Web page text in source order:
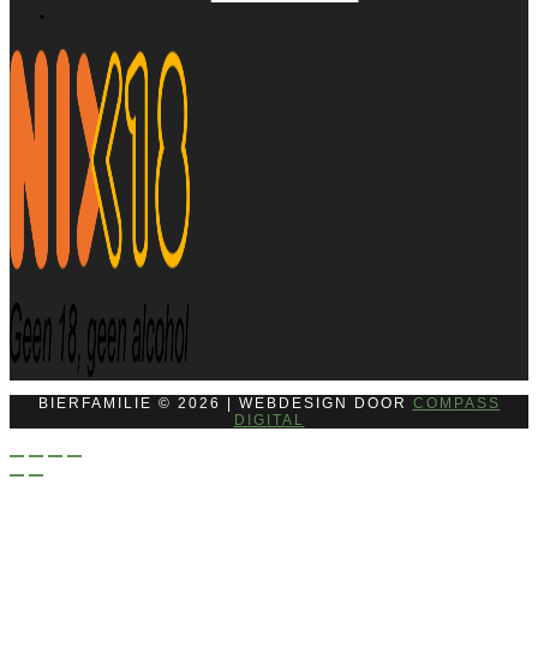
BIERFAMILIE © 2026 | WEBDESIGN DOOR COMPASS
DIGITAL